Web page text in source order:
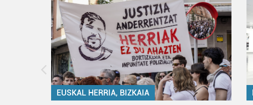
EUSKAL HERRIA, BIZKAIA